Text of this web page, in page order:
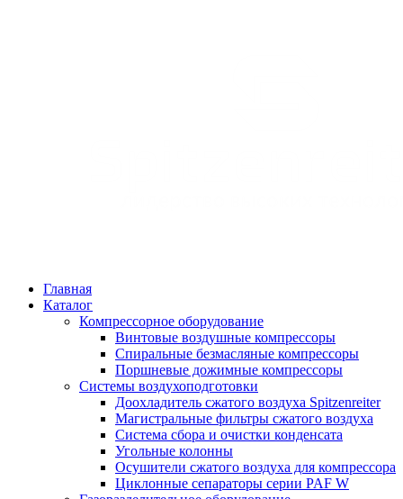
Главная
Каталог
Компрессорное оборудование
Винтовые воздушные компрессоры
Спиральные безмасляные компрессоры
Поршневые дожимные компрессоры
Системы воздухоподготовки
Доохладитель сжатого воздуха Spitzenreiter
Магистральные фильтры сжатого воздуха
Система сбора и очистки конденсата
Угольные колонны
Осушители сжатого воздуха для компрессора
Циклонные сепараторы серии PAF W